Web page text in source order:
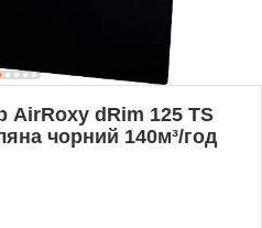
AirRoxy dRim 125 TS
чорний 140м³/год